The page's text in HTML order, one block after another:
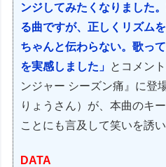
ンジしてみたくなりました
る曲ですが、正しくリズム
ちゃんと伝わらない。歌っ
を実感しました」 とコメン
ンジャー シーズン痛』に登
りょうさん）が、本曲のキ
ことにも言及して笑いを誘い
DATA